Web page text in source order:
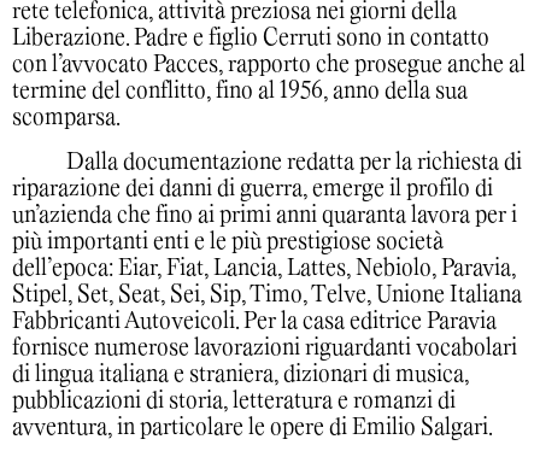
rete telefonica, attività preziosa nei giorni della
Liberazione. Padre e figlio Cerruti sono in contatto
con l’avvocato Pacces, rapporto che prosegue anche al
termine del conflitto, fino al 1956, anno della sua
scomparsa.
Dalla documentazione redatta per la richiesta di
riparazione dei danni di guerra, emerge il profilo di
un’azienda che fino ai primi anni quaranta lavora per i
più importanti enti e le più prestigiose società
dell’epoca: Eiar, Fiat, Lancia, Lattes, Nebiolo, Paravia,
Stipel, Set, Seat, Sei, Sip, Timo, Telve, Unione Italiana
Fabbricanti Autoveicoli. Per la casa editrice Paravia
fornisce numerose lavorazioni riguardanti vocabolari
di lingua italiana e straniera, dizionari di musica,
pubblicazioni di storia, letteratura e romanzi di
avventura, in particolare le opere di Emilio Salgari.